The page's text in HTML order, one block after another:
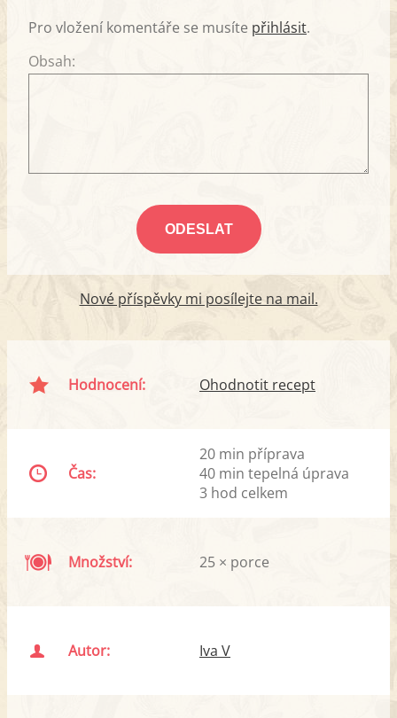
Pro vložení komentáře se musíte přihlásit.
Obsah:
Nové příspěvky mi posílejte na mail.
Hodnocení: Ohodnotit recept
Čas:
20 min příprava
40 min tepelná úprava
3 hod celkem
Množství: 25 × porce
Autor: Iva V